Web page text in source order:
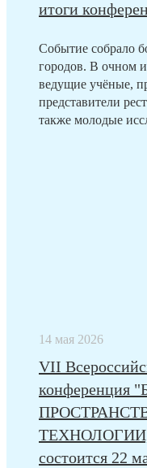
итоги
Событие собрало
городов. В очном
ведущие учёные,
представители
также молодые
14 мая 2026
VII
состоится 22